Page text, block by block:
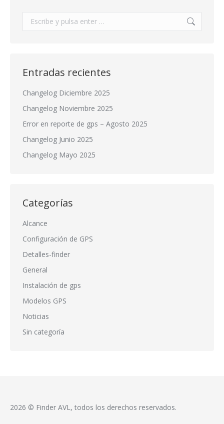
Buscar:
Entradas recientes
Changelog Diciembre 2025
Changelog Noviembre 2025
Error en reporte de gps – Agosto 2025
Changelog Junio 2025
Changelog Mayo 2025
Categorías
Alcance
Configuración de GPS
Detalles-finder
General
Instalación de gps
Modelos GPS
Noticias
Sin categoría
2026 © Finder AVL, todos los derechos reservados.